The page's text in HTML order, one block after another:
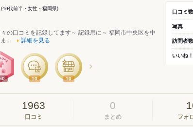
(40代前半・女性・福岡県)
の口コミを記録してます～ 記録用に～ 福岡市中央区を中
...
詳細を見る
10 10
口コミ数
写真
訪問者数
いいね！
1963
口コミ
0
まとめ フォ